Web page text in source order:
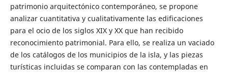
patrimonio arquitectónico contemporáneo, se propone
analizar cuantitativa y cualitativamente las edificaciones
para el ocio de los siglos XIX y XX que han recibido
reconocimiento patrimonial. Para ello, se realiza un vaciado
de los catálogos de los municipios de la isla, y las piezas
turísticas incluidas se comparan con las contempladas en